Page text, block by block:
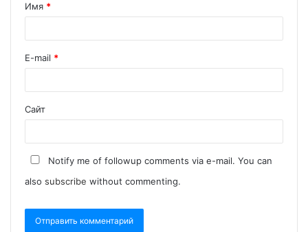
Имя *
E-mail *
Сайт
Notify me of followup comments via e-mail. You can
also subscribe without commenting.